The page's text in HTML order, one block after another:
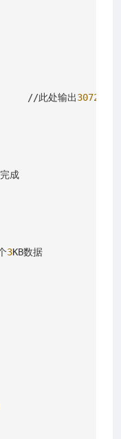
此处输出3072
成
3KB数据